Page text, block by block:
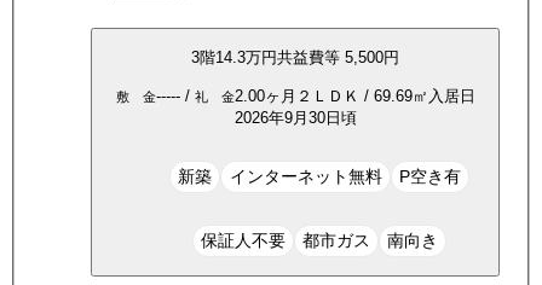
3階14.3万円共益費等 5,500円
敷 金-----/ 礼 金2.00ヶ月 ２ＬＤＫ / 69.69㎡ 入居日
2026年9月30日頃
新築 インターネット無料 P空き有
保証人不要 都市ガス 南向き